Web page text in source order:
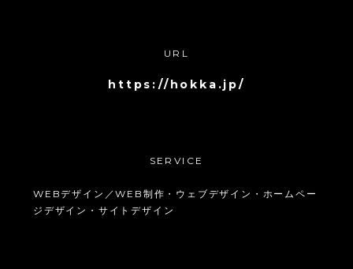
URL
https://hokka.jp/
SERVICE
WEBデザイン／WEB制作・ウェブデザイン・ホームペー
ジデザイン・サイトデザイン